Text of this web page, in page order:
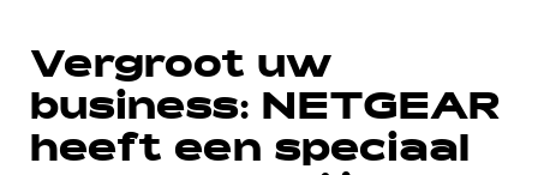
Vergroot uw
business: NETGEAR
heeft een speciaal